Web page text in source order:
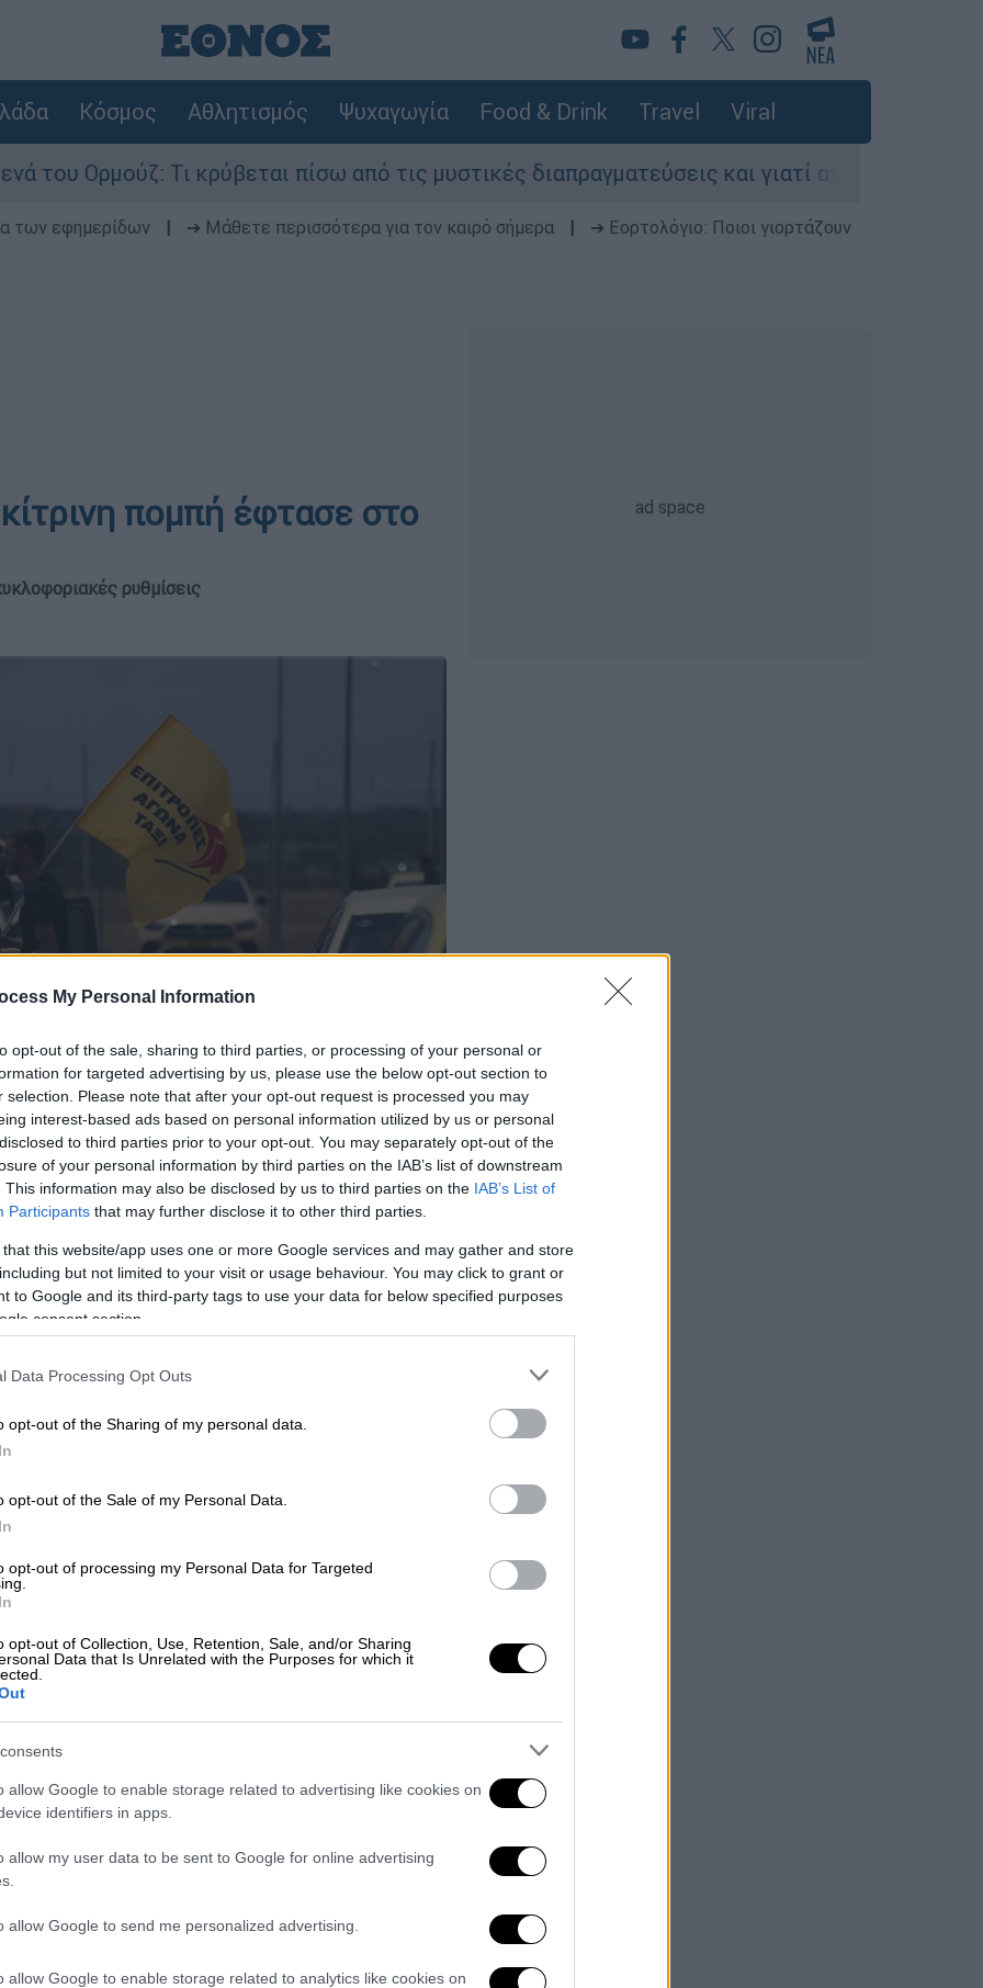
My Personal Information
opt-out of the sale, sharing to third parties, or processing of your personal or
for targeted advertising by us, please use the below opt-out section to
selection. Please note that after your opt-out request is processed you may
interest-based ads based on personal information utilized by us or personal
to third parties prior to your opt-out. You may separately opt-out of the
of your personal information by third parties on the IAB’s list of downstream
This information may also be disclosed by us to third parties on the IAB’s List of
Participants that may further disclose it to other third parties.
that this website/app uses one or more Google services and may gather and store
but not limited to your visit or usage behaviour. You may click to grant or
to Google and its third-party tags to use your data for below specified purposes
consent section.
Data Processing Opt Outs
opt-out of the Sharing of my personal data.
opt-out of the Sale of my Personal Data.
opt-out of processing my Personal Data for Targeted
opt-out of Collection, Use, Retention, Sale, and/or Sharing
Data that Is Unrelated with the Purposes for which it
allow Google to enable storage related to advertising like cookies on
identifiers in apps.
allow my user data to be sent to Google for online advertising
allow Google to send me personalized advertising.
allow Google to enable storage related to analytics like cookies on
Κόσμος Αθλητισμός Ψυχαγωγία Food & Drink Travel Viral
Τι κρύβεται πίσω από τις μυστικές διαπραγματεύσεις και γιατί αντιδρούν οι ΗΠΑ
των εφημερίδων ➔ Μάθετε περισσότερα για τον καιρό σήμερα
➔ Εορτολόγιο: Ποιοι γιορτάζουν
πομπή έφτασε στο
ρυθμίσεις
Βενιζέλος (EUROKINISSI)
το ΕΘΝΟΣ στη Google
οΣύνδεσμος Αυτοκινητιστών
– Αλλαγές στα δρομολόγια Μετρό
δρομολόγια σε λεωφορεία και
από τη Λεωφόρο Αθηνών και φτάνει στο
στο «Ελευθέριος Βενιζέλος»
με την
τα ΕΙΧ και την πειρατεία» καθώς και για
δακτύλιο».